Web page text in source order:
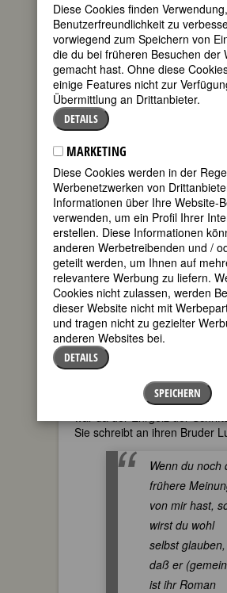
scheint, ihre
Seele sehr
zerrüttet.
So Friedrich Schlegel am 12.
an Ludwig Tieck. Es geht um
Schwester Sophie. Der Brief
über das “Warum”; Ursachen,
Sophies seelische
verantwortlich sein könnten,
nicht genannt.
Sophie ist das mittlere von
des Seilermeisters Ludwig
seiner Frau Anna Sophie
älteste Sohn war der Liebling
Vaters, der jüngste der der
während Ludwig das
besucht und studiert und
Bildhauer bei Schadow lernt,
Sophie zur Ehefrau und Mutter
“erzogen”. Sie reagiert mit
Trotz, Aggression. Folge der
Zurücksetzung: Sie fühlt sich
minderwertig, ungebildet. Und
war da der Ehrgeiz der
Sie schreibt an ihren Bruder
Wenn du noch
frühere
von mir hast,
wirst du wohl
selbst glauben,
daß er
ist ihr Roman
Diese Cookies finden
Benutzerfreundlichkeit zu
vorwiegend zum Speichern von
die du bei früheren Besuchen der
gemacht hast. Ohne diese
einige Features nicht zur
Übermittlung an Drittanbieter.
DETAILS
MARKETING
Diese Cookies werden in der
Werbenetzwerken von
Informationen über Ihre Website-
verwenden, um ein Profil Ihrer
erstellen. Diese Informationen
anderen Werbetreibenden und /
geteilt werden, um Ihnen auf
relevantere Werbung zu liefern.
Cookies nicht zulassen, werden
dieser Website nicht mit
und tragen nicht zu gezielter
anderen Websites bei.
DETAILS
SPEICHERN